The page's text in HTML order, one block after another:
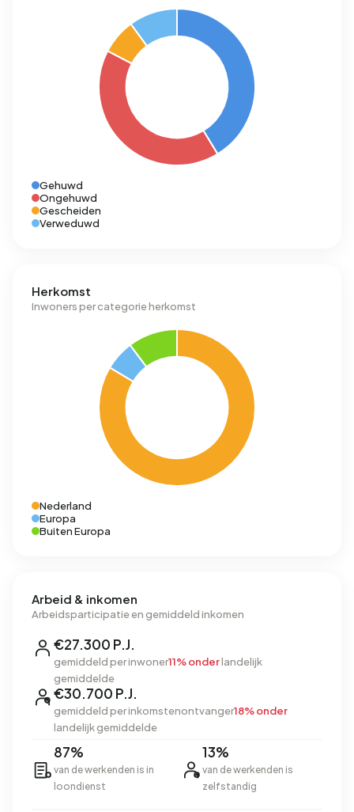
Gehuwd
Ongehuwd
Gescheiden
Verweduwd
Herkomst
Inwoners per categorie herkomst
Nederland
Europa
Buiten Europa
Arbeid & inkomen
Arbeidsparticipatie en gemiddeld inkomen
€27.300 P.J.
gemiddeld per inwoner11% onderlandelijk
gemiddelde
€30.700 P.J.
gemiddeld per inkomstenontvanger18% onder
landelijk gemiddelde
87%
van de werkenden is in
loondienst
13%
van de werkenden is
zelfstandig